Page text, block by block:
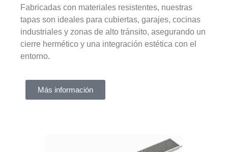
Fabricadas con materiales resistentes, nuestras
tapas son ideales para cubiertas, garajes, cocinas
industriales y zonas de alto tránsito, asegurando un
cierre hermético y una integración estética con el
entorno.
Más información